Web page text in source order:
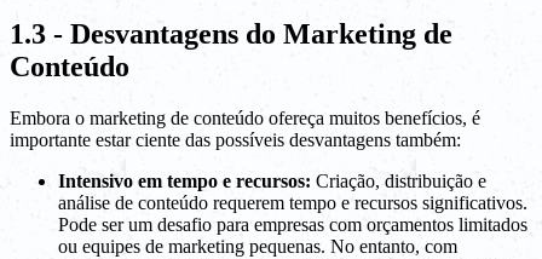
1.3 - Desvantagens do Marketing de
Conteúdo
Embora o marketing de conteúdo ofereça muitos benefícios, é
importante estar ciente das possíveis desvantagens também:
Intensivo em tempo e recursos: Criação, distribuição e
análise de conteúdo requerem tempo e recursos significativos.
Pode ser um desafio para empresas com orçamentos limitados
ou equipes de marketing pequenas. No entanto, com